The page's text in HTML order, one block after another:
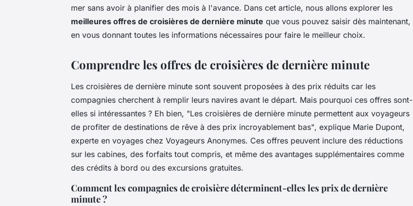
mer sans avoir à planifier des mois à l'avance. Dans cet article, nous allons explorer les
meilleures offres de croisières de dernière minute que vous pouvez saisir dès maintenant,
en vous donnant toutes les informations nécessaires pour faire le meilleur choix.
Comprendre les offres de croisières de dernière minute
Les croisières de dernière minute sont souvent proposées à des prix réduits car les
compagnies cherchent à remplir leurs navires avant le départ. Mais pourquoi ces offres sont-
elles si intéressantes ? Eh bien, "Les croisières de dernière minute permettent aux voyageurs
de profiter de destinations de rêve à des prix incroyablement bas", explique Marie Dupont,
experte en voyages chez Voyageurs Anonymes. Ces offres peuvent inclure des réductions
sur les cabines, des forfaits tout compris, et même des avantages supplémentaires comme
des crédits à bord ou des excursions gratuites.
Comment les compagnies de croisière déterminent-elles les prix de dernière
minute ?